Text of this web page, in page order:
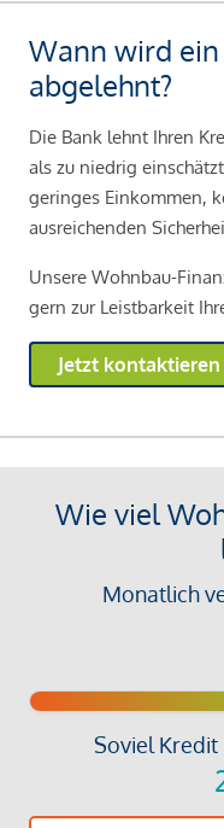
Wann wird
abgelehnt?
Die Bank lehnt Ihren
als zu niedrig
geringes Einkommen,
ausreichenden
Unsere Wohnbau-
gern zur Leistbarkeit
Jetzt kontaktieren
Wie viel
Monatlich
Soviel Kredit